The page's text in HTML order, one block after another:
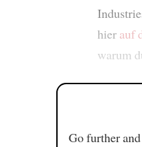
hier auf
warum
Go further